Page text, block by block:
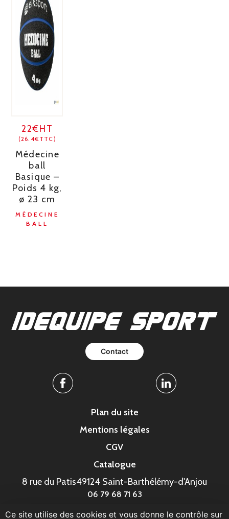
22€HT
(26.4€TTC)
Médecine
ball
Basique –
Poids 4 kg,
ø 23 cm
MÉDECINE
BALL
Contact
Facebook Linkedin
Plan du site
Mentions légales
CGV
Catalogue
8 rue du Patis49124 Saint-Barthélémy-d'Anjou
06 79 68 71 63
Ce site utilise des cookies et vous donne le contrôle sur